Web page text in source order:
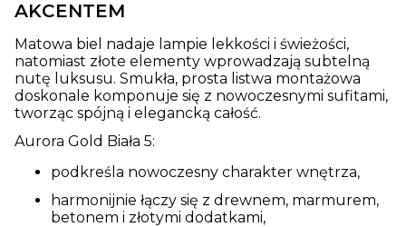
AKCENTEM
Matowa biel nadaje lampie lekkości i świeżości,
natomiast złote elementy wprowadzają subtelną
nutę luksusu. Smukła, prosta listwa montażowa
doskonale komponuje się z nowoczesnymi sufitami,
tworząc spójną i elegancką całość.
Aurora Gold Biała 5:
podkreśla nowoczesny charakter wnętrza,
harmonijnie łączy się z drewnem, marmurem,
betonem i złotymi dodatkami,